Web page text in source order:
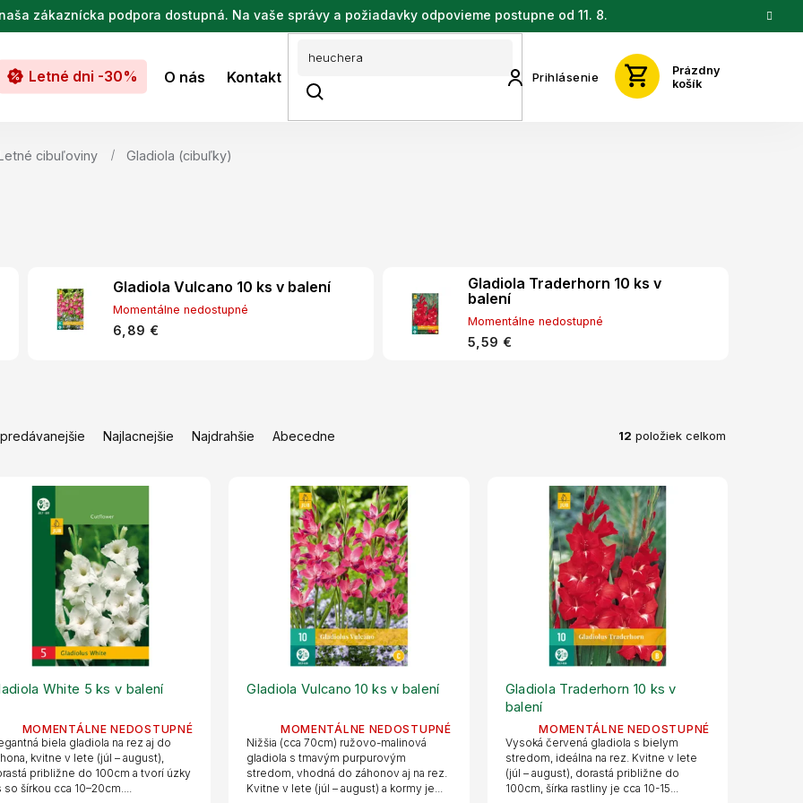
zákaznícka podpora dostupná. Na vaše správy a požiadavky odpovieme postupne od 11. 8.
Prihlásenie
Prázdny
košík
Letné dni -30% O nás Kontakt
cibuľoviny Gladiola (cibuľky)
Gladiola Vulcano 10 ks v balení
Momentálne nedostupné
6,89 €
Gladiola Traderhorn 10 ks v
balení
Momentálne nedostupné
5,59 €
Najlacnejšie Najdrahšie Abecedne 12 položiek celkom
White 5 ks v balení
MOMENTÁLNE NEDOSTUPNÉ
biela gladiola na rez aj do
kvitne v lete (júl – august),
približne do 100cm a tvorí úzky
so šírkou cca 10–20cm....
Gladiola Vulcano 10 ks v balení
MOMENTÁLNE NEDOSTUPNÉ
Nižšia (cca 70cm) ružovo-malinová
gladiola s tmavým purpurovým
stredom, vhodná do záhonov aj na rez.
Kvitne v lete (júl – august) a kormy je...
Gladiola Traderhorn 10 ks v
balení
MOMENTÁLNE NEDOSTUPNÉ
Vysoká červená gladiola s bielym
stredom, ideálna na rez. Kvitne v lete
(júl – august), dorastá približne do
100cm, šírka rastliny je cca 10-15...